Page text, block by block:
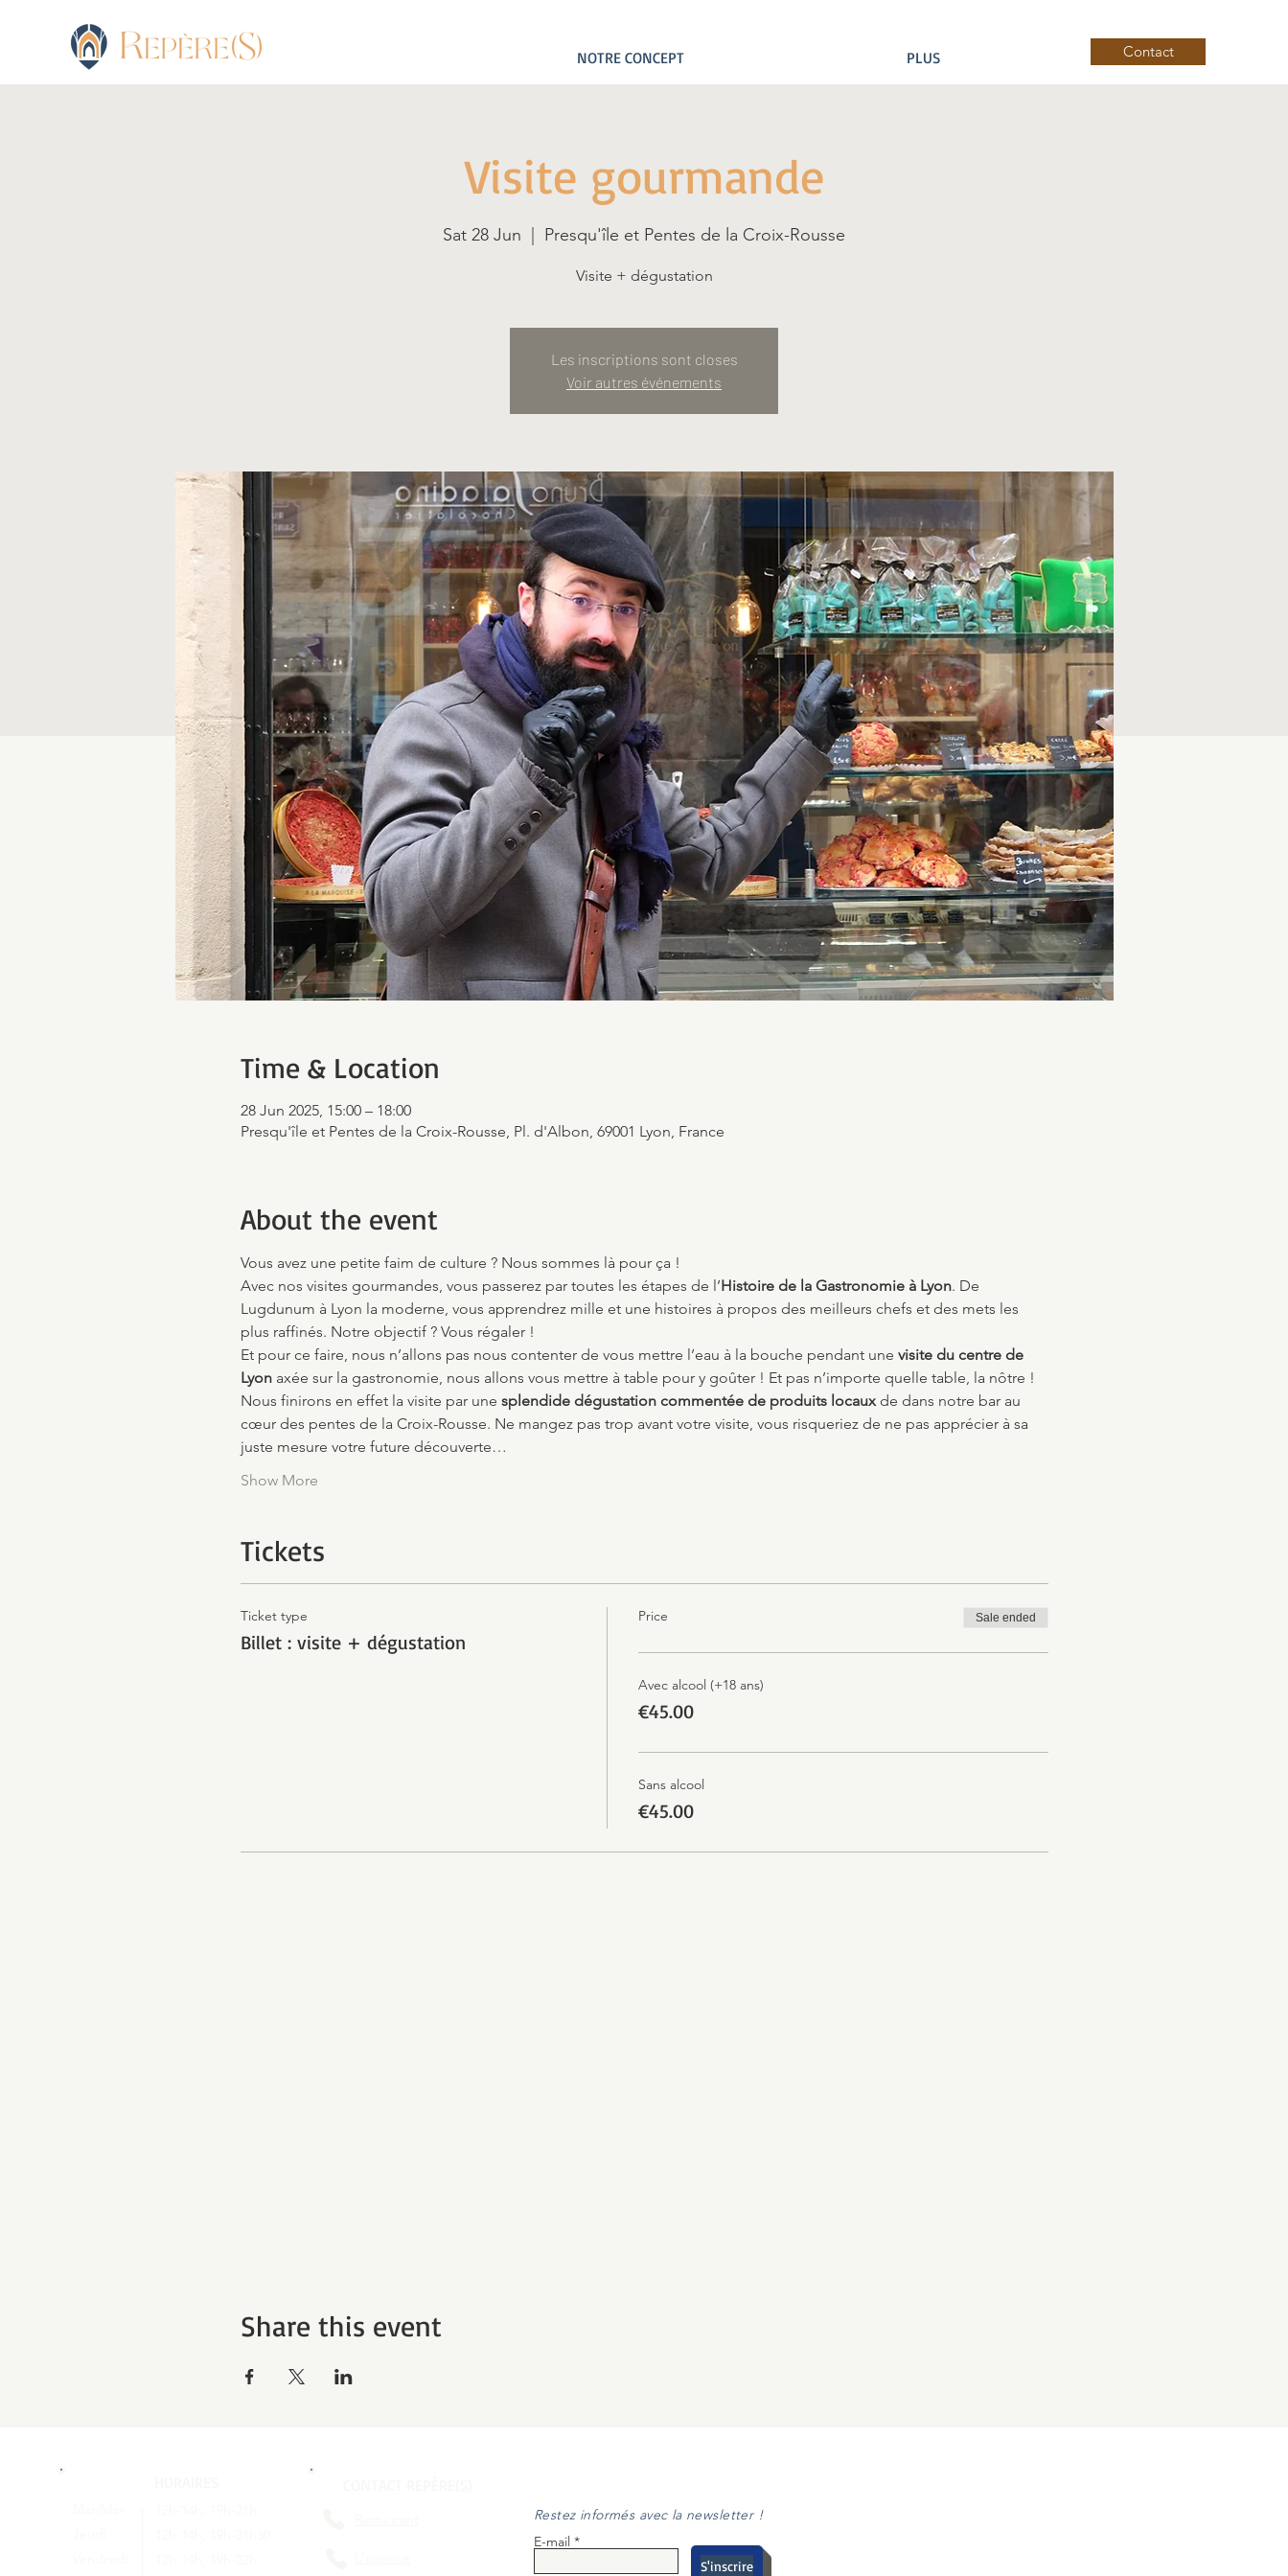
NOTRE CONCEPT PLUS Contact
Visite gourmande
Sat 28 Jun Presqu'île et Pentes de la Croix-Rousse
Visite + dégustation
Les inscriptions sont closes
Voir autres événements
Time & Location
28 Jun 2025, 15:00 – 18:00
Presqu'île et Pentes de la Croix-Rousse, Pl. d'Albon, 69001 Lyon, France
About the event
Vous avez une petite faim de culture ? Nous sommes là pour ça !
Avec nos visites gourmandes, vous passerez par toutes les étapes de l’Histoire de la Gastronomie à Lyon. De
Lugdunum à Lyon la moderne, vous apprendrez mille et une histoires à propos des meilleurs chefs et des mets les
plus raffinés. Notre objectif ? Vous régaler !
Et pour ce faire, nous n’allons pas nous contenter de vous mettre l’eau à la bouche pendant une visite du centre de
Lyon axée sur la gastronomie, nous allons vous mettre à table pour y goûter ! Et pas n’importe quelle table, la nôtre !
Nous finirons en effet la visite par une splendide dégustation commentée de produits locaux de dans notre bar au
cœur des pentes de la Croix-Rousse. Ne mangez pas trop avant votre visite, vous risqueriez de ne pas apprécier à sa
juste mesure votre future découverte…
Show More
Tickets
Ticket type
Billet : visite + dégustation
Price Sale ended
Avec alcool (+18 ans)
€45.00
Sans alcool
€45.00
Share this event
Restez informés avec la newsletter !
E-mail
S'inscrire